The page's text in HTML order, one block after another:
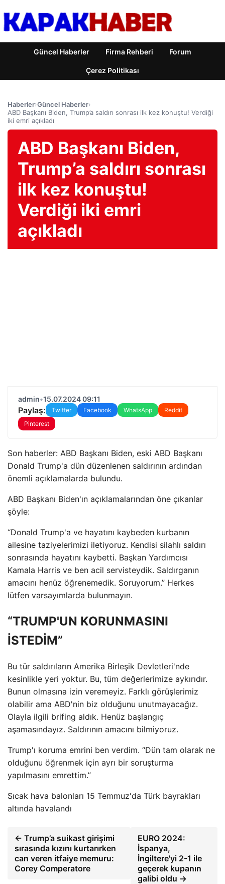
Güncel Haberler Firma Rehberi Forum
Çerez Politikası
Haberler›Güncel Haberler›
ABD Başkanı Biden, Trump’a saldırı sonrası ilk kez konuştu! Verdiği
iki emri açıkladı
ABD Başkanı Biden,
Trump’a saldırı sonrası
ilk kez konuştu!
Verdiği iki emri
açıkladı
admin•15.07.2024 09:11
Paylaş: Twitter Facebook WhatsApp
Reddit
Pinterest
Son haberler: ABD Başkanı Biden, eski ABD Başkanı
Donald Trump'a dün düzenlenen saldırının ardından
önemli açıklamalarda bulundu.
ABD Başkanı Biden'ın açıklamalarından öne çıkanlar
şöyle:
“Donald Trump'a ve hayatını kaybeden kurbanın
ailesine taziyelerimizi iletiyoruz. Kendisi silahlı saldırı
sonrasında hayatını kaybetti. Başkan Yardımcısı
Kamala Harris ve ben acil servisteydik. Saldırganın
amacını henüz öğrenemedik. Soruyorum.” Herkes
lütfen varsayımlarda bulunmayın.
“TRUMP'UN KORUNMASINI
İSTEDİM”
Bu tür saldırıların Amerika Birleşik Devletleri'nde
kesinlikle yeri yoktur. Bu, tüm değerlerimize aykırıdır.
Bunun olmasına izin veremeyiz. Farklı görüşlerimiz
olabilir ama ABD'nin biz olduğunu unutmayacağız.
Olayla ilgili brifing aldık. Henüz başlangıç ​​
aşamasındayız. Saldırının amacını bilmiyoruz.
Trump'ı koruma emrini ben verdim. “Dün tam olarak ne
olduğunu öğrenmek için ayrı bir soruşturma
yapılmasını emrettim.”
Sıcak hava balonları 15 Temmuz'da Türk bayrakları
altında havalandı
← Trump’a suikast girişimi
sırasında kızını kurtarırken
can veren itfaiye memuru:
Corey Comperatore
EURO 2024:
İspanya,
İngiltere'yi 2-1 ile
geçerek kupanın
galibi oldu →